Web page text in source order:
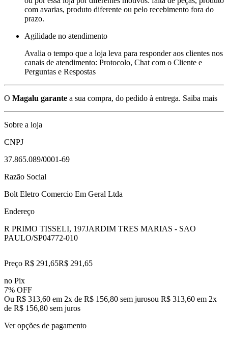
com avarias, produto diferente ou pelo recebimento fora do
prazo.
Agilidade no atendimento
Avalia o tempo que a loja leva para responder aos clientes nos
canais de atendimento: Protocolo, Chat com o Cliente e
Perguntas e Respostas
O Magalu garante a sua compra, do pedido à entrega. Saiba mais
Sobre a loja
CNPJ
37.865.089/0001-69
Razão Social
Bolt Eletro Comercio Em Geral Ltda
Endereço
R PRIMO TISSELI, 197JARDIM TRES MARIAS - SAO
PAULO/SP04772-010
Preço R$ 291,65R$ 291 ,65
no Pix
7% OFF
Ou R$ 313,60 em 2x de R$ 156,80 sem jurosou R$ 313,60 em 2x
de R$ 156,80 sem juros
Ver opções de pagamento